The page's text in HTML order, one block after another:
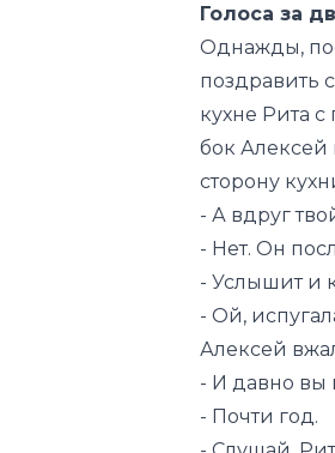
Голоса за
Однажды,
поздравить
кухне Рита
бок Алексей
сторону
- А вдруг
- Нет. Он
- Услышит и
- Ой,
Алексей
- И давно вы
- Почти год.